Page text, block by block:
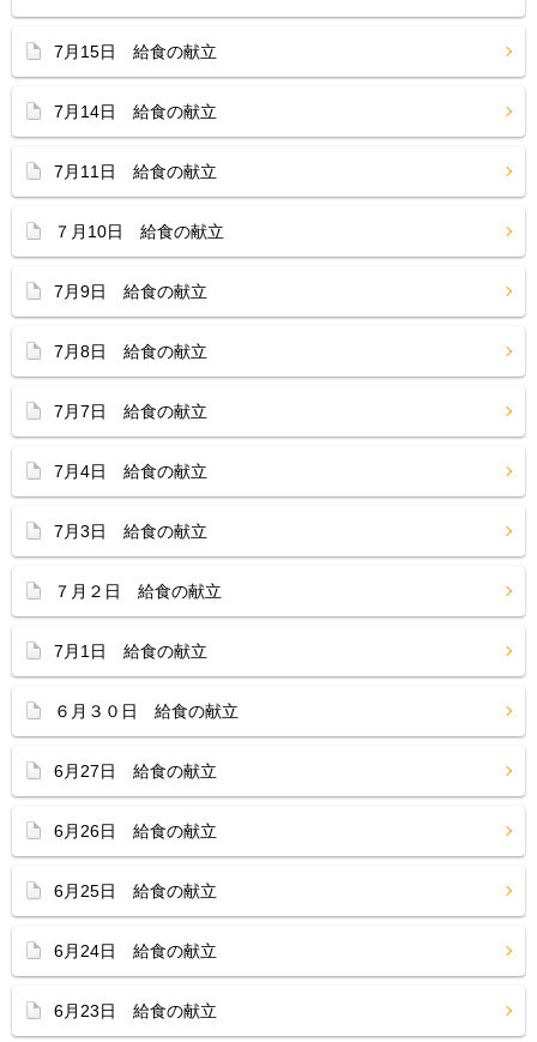
7月15日 給食の献立
7月14日 給食の献立
7月11日 給食の献立
７月10日 給食の献立
7月9日 給食の献立
7月8日 給食の献立
7月7日 給食の献立
7月4日 給食の献立
7月3日 給食の献立
７月２日 給食の献立
7月1日 給食の献立
６月３０日 給食の献立
6月27日 給食の献立
6月26日 給食の献立
6月25日 給食の献立
6月24日 給食の献立
6月23日 給食の献立